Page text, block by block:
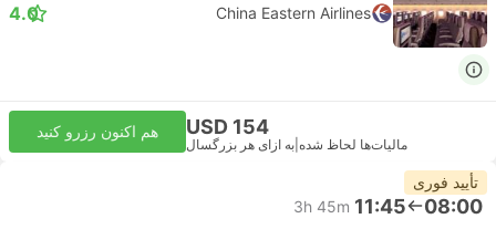
China Eastern Airlines
4.0
USD 154
مالیات‌ها لحاظ شده به ازای هر بزرگسال
هم اکنون رزرو کنید
تأیید فوری
08:00
11:45
3h 45m